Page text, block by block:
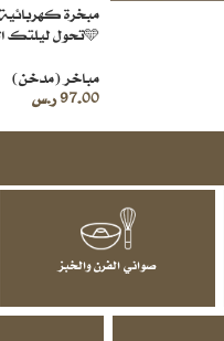
مبخرة
🩵تحول ليلتك الى قصيدة شعرية وليلة شاعرية
مباخر (مدخن)
97.00ر.س
صواني الفرن والخبز